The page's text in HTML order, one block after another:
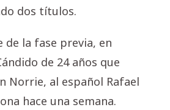
dos títulos.
de la fase previa, en
de 24 años que
Norrie, al español Rafael
hace una semana.